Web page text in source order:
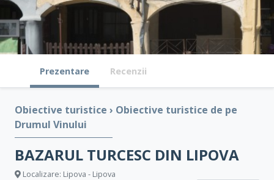
Prezentare Recenzii
Obiective turistice › Obiective turistice de pe
Drumul Vinului
BAZARUL TURCESC DIN LIPOVA
Localizare: Lipova - Lipova